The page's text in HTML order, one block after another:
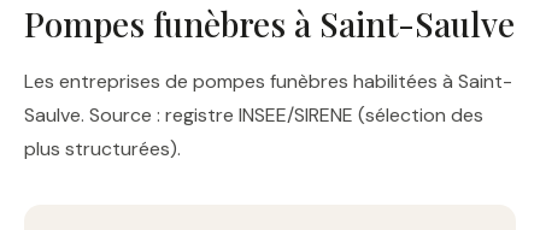
Pompes funèbres à Saint-Saulve
Les entreprises de pompes funèbres habilitées à Saint-
Saulve. Source : registre INSEE/SIRENE (sélection des
plus structurées).